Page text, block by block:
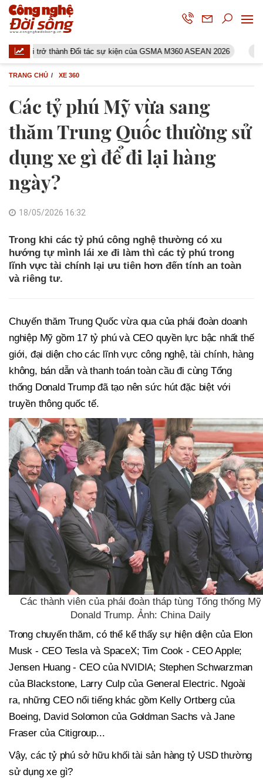
thành Đối tác sự kiện của GSMA M360 ASEAN 2026 Cision
TRANG CHỦ XE 360
Các tỷ phú Mỹ vừa sang
thăm Trung Quốc thường sử
dụng xe gì để đi lại hàng
ngày?
18/05/2026 16:32
Trong khi các tỷ phú công nghệ thường có xu
hướng tự mình lái xe đi làm thì các tỷ phú trong
lĩnh vực tài chính lại ưu tiên hơn đến tính an toàn
và riêng tư.
Chuyến thăm Trung Quốc vừa qua của phái đoàn doanh
nghiệp Mỹ gồm 17 tỷ phú và CEO quyền lực bậc nhất thế
giới, đại diện cho các lĩnh vực công nghệ, tài chính, hàng
không, bán dẫn và thanh toán toàn cầu đi cùng Tổng
thống Donald Trump đã tạo nên sức hút đặc biệt với
truyền thông quốc tế.
Các thành viên của phái đoàn tháp tùng Tổng thống Mỹ
Donald Trump. Ảnh: China Daily
Trong chuyến thăm, có thể kể thấy sự hiện diện của Elon
Musk - CEO Tesla và SpaceX; Tim Cook - CEO Apple;
Jensen Huang - CEO của NVIDIA; Stephen Schwarzman
của Blackstone, Larry Culp của General Electric. Ngoài
ra, những CEO nổi tiếng khác gồm Kelly Ortberg của
Boeing, David Solomon của Goldman Sachs và Jane
Fraser của Citigroup...
Vậy, các tỷ phú sở hữu khối tài sản hàng tỷ USD thường
sử dụng xe gì?